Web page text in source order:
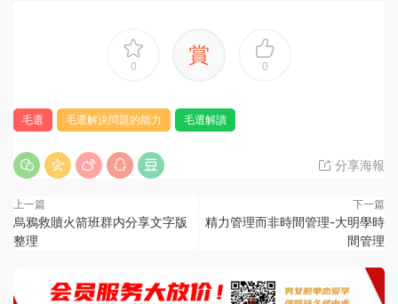
0 賞 0
毛選 毛選解決問題的能力 毛選解讀
分享海報
上一篇
烏鴉救贖火箭班群内分享文字版
整理
下一篇
精力管理而非時間管理-大明學時
間管理